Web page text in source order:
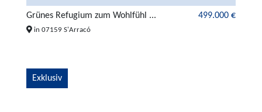
Grünes Refugium zum Wohlfühl ... 499.000 €
in 07159 S'Arracó
Exklusiv